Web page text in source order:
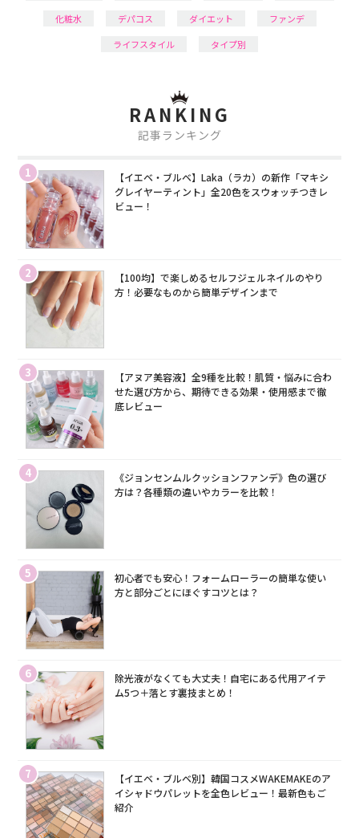
化粧水
デパコス ダイエット
ファンデ
ライフスタイル
タイプ別
RANKING
記事ランキング
1
【イエベ・ブルベ】Laka（ラカ）の新作「マキシ
グレイヤーティント」全20色をスウォッチつきレ
ビュー！
2
【100均】で楽しめるセルフジェルネイルのやり
方！必要なものから簡単デザインまで
3
【アヌア美容液】全9種を比較！肌質・悩みに合わ
せた選び方から、期待できる効果・使用感まで徹
底レビュー
4
《ジョンセンムルクッションファンデ》色の選び
方は？各種類の違いやカラーを比較！
5
初心者でも安心！フォームローラーの簡単な使い
方と部分ごとにほぐすコツとは？
6
除光液がなくても大丈夫！自宅にある代用アイテ
ム5つ＋落とす裏技まとめ！
7
【イエベ・ブルベ別】韓国コスメWAKEMAKEのア
イシャドウパレットを全色レビュー！最新色もご
紹介